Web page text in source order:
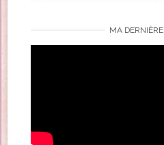
MA DERNIÈRE